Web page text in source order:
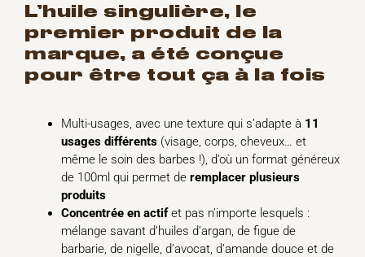
l’huile singulière, le
premier produit de la
marque, a été conçue
pour être tout ça à la fois
Multi-usages, avec une texture qui s’adapte à 11
usages différents (visage, corps, cheveux… et
même le soin des barbes !), d’où un format généreux
de 100ml qui permet de remplacer plusieurs
produits
Concentrée en actifet pas n’importe lesquels :
mélange savant d’huiles d’argan, de figue de
barbarie, de nigelle, d’avocat, d’amande douce et de